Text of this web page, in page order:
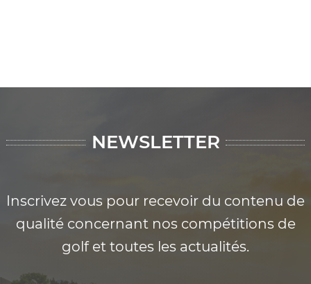
NEWSLETTER
Inscrivez vous pour recevoir du contenu de
qualité concernant nos compétitions de
golf et toutes les actualités.